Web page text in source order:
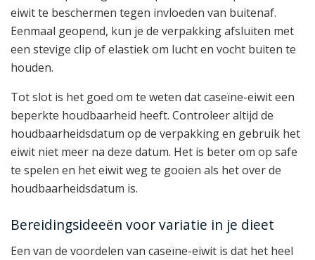
eiwit te beschermen tegen invloeden van buitenaf.
Eenmaal geopend, kun je de verpakking afsluiten met
een stevige clip of elastiek om lucht en vocht buiten te
houden.
Tot slot is het goed om te weten dat caseïne-eiwit een
beperkte houdbaarheid heeft. Controleer altijd de
houdbaarheidsdatum op de verpakking en gebruik het
eiwit niet meer na deze datum. Het is beter om op safe
te spelen en het eiwit weg te gooien als het over de
houdbaarheidsdatum is.
Bereidingsideeën voor variatie in je dieet
Een van de voordelen van caseïne-eiwit is dat het heel